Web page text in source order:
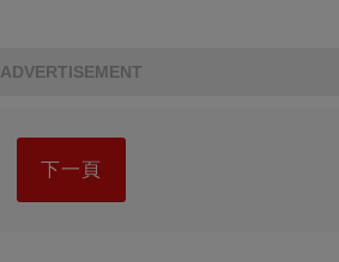
ADVERTISEMENT
下一頁